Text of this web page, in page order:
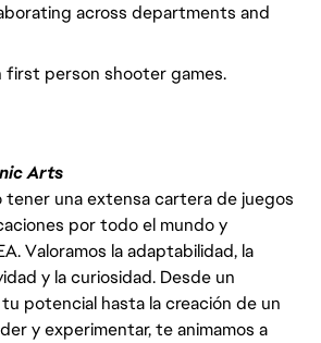
across departments and
first person shooter games.
Arts
tener una extensa cartera de juegos
por todo el mundo y
Valoramos la adaptabilidad, la
y la curiosidad. Desde un
potencial hasta la creación de un
y experimentar, te animamos a